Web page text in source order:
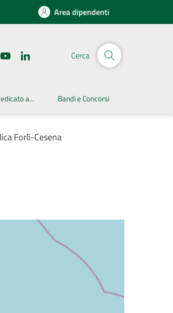
Area dipendenti
Cerca
a... Bandi e Concorsi
Forlì-Cesena